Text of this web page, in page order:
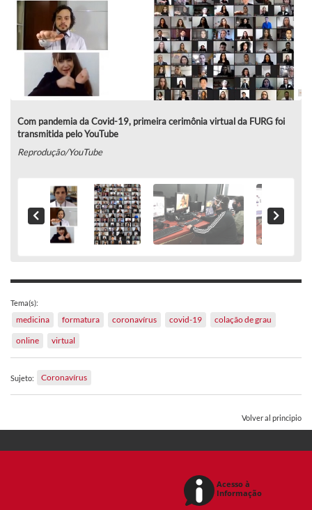
Com pandemia da Covid-19, primeira cerimônia virtual da FURG foi
transmitida pelo YouTube
Reprodução/YouTube
Tema(s):
medicina formatura coronavírus covid-19
colação de grau
online
virtual
Sujeto: Coronavírus
Volver al principio